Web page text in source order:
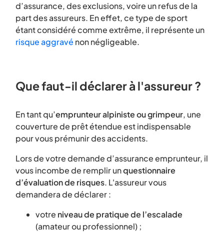
d’assurance, des exclusions, voire un refus de la
part des assureurs. En effet, ce type de sport
étant considéré comme extrême, il représente un
risque aggravé non négligeable.
Que faut-il déclarer à l'assureur ?
En tant qu’emprunteur alpiniste ou grimpeur, une
couverture de prêt étendue est indispensable
pour vous prémunir des accidents.
Lors de votre demande d’assurance emprunteur, il
vous incombe de remplir unquestionnaire
d’évaluation de risques. L'assureur vous
demandera de déclarer :
votre niveau de pratique de l’escalade
(amateur ou professionnel) ;